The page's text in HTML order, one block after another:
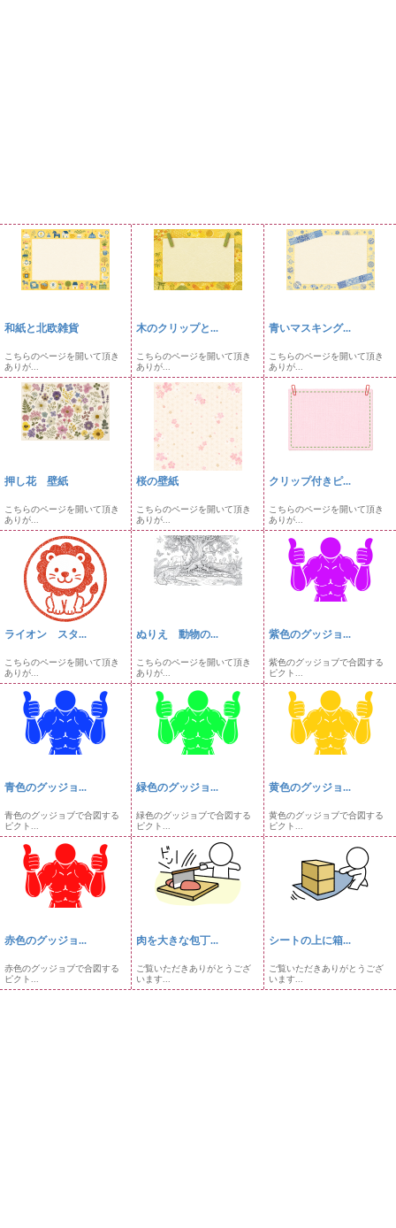
和紙と北欧雑貨
こちらのページを開いて頂き
ありが...
木のクリップと...
こちらのページを開いて頂き
ありが...
青いマスキング...
こちらのページを開いて頂き
ありが...
押し花 壁紙
こちらのページを開いて頂き
ありが...
桜の壁紙
こちらのページを開いて頂き
ありが...
クリップ付きピ...
こちらのページを開いて頂き
ありが...
ライオン スタ...
こちらのページを開いて頂き
ありが...
ぬりえ 動物の...
こちらのページを開いて頂き
ありが...
紫色のグッジョ...
紫色のグッジョブで合図する
ピクト...
青色のグッジョ...
青色のグッジョブで合図する
ピクト...
緑色のグッジョ...
緑色のグッジョブで合図する
ピクト...
黄色のグッジョ...
黄色のグッジョブで合図する
ピクト...
赤色のグッジョ...
赤色のグッジョブで合図する
ピクト...
肉を大きな包丁...
ご覧いただきありがとうござ
います...
シートの上に箱...
ご覧いただきありがとうござ
います...